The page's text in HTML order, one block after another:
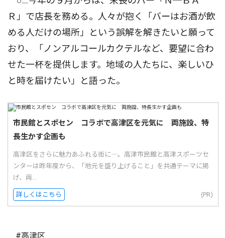
Ｒ」で店長を務める。人々が抱く「バーはお酒が飲
める人だけの場所」という誤解を解きたいと願って
おり、「ノンアルコールカクテルなど、要望に合わ
せた一杯を提供します。地域の人たちに、楽しいひ
と時を届けたい」と語った。
市民館とスポセン コラボで高津区を元気に 両施設、特
長生かす企画も
高津区をさらに魅力あふれる街に―。高津市民館と高津スポーツセ
ンターは昨年度から、「地元を盛り上げること」を共通テーマに掲
げ、両...
詳しくはこちら (PR)
#高津区